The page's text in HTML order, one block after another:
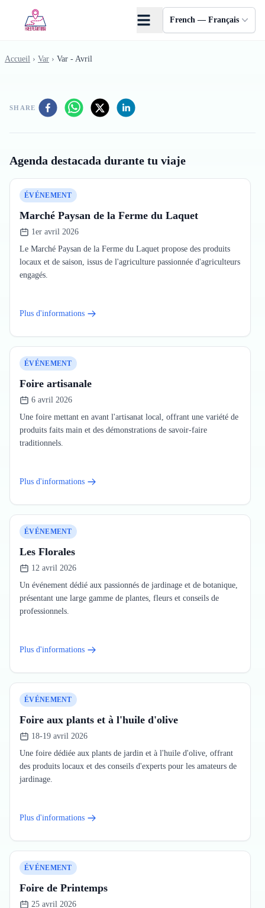
French — Français
Accueil › Var › Var - Avril
SHARE
Agenda destacada durante tu viaje
ÉVÉNEMENT
Marché Paysan de la Ferme du Laquet
1er avril 2026
Le Marché Paysan de la Ferme du Laquet propose des produits
locaux et de saison, issus de l'agriculture passionnée d'agriculteurs
engagés.
Plus d'informations
ÉVÉNEMENT
Foire artisanale
6 avril 2026
Une foire mettant en avant l'artisanat local, offrant une variété de
produits faits main et des démonstrations de savoir-faire
traditionnels.
Plus d'informations
ÉVÉNEMENT
Les Florales
12 avril 2026
Un événement dédié aux passionnés de jardinage et de botanique,
présentant une large gamme de plantes, fleurs et conseils de
professionnels.
Plus d'informations
ÉVÉNEMENT
Foire aux plants et à l'huile d'olive
18-19 avril 2026
Une foire dédiée aux plants de jardin et à l'huile d'olive, offrant
des produits locaux et des conseils d'experts pour les amateurs de
jardinage.
Plus d'informations
ÉVÉNEMENT
Foire de Printemps
25 avril 2026